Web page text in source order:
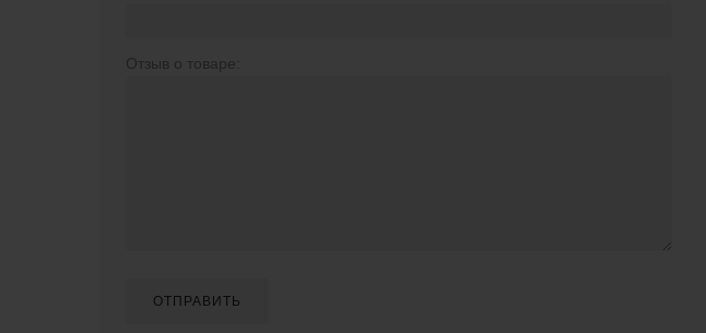
Отзыв о товаре:
ОТПРАВИТЬ